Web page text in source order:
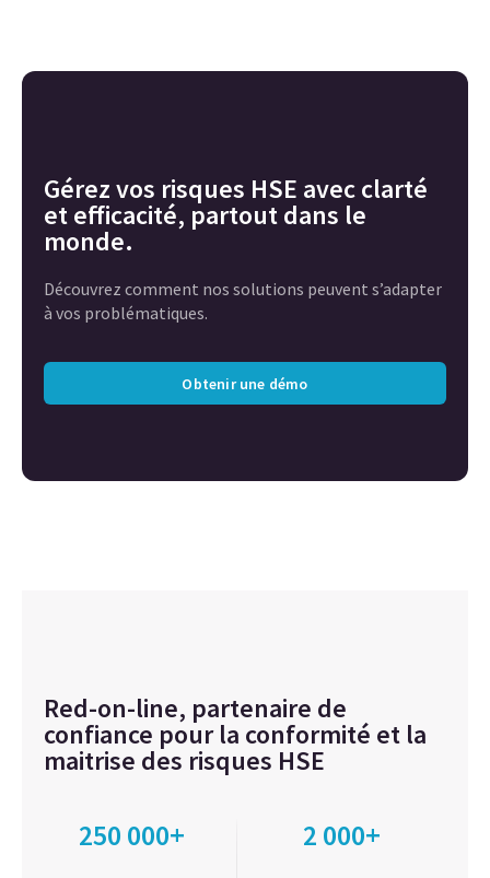
Gérez vos risques HSE avec clarté
et efficacité, partout dans le
monde.
Découvrez comment nos solutions peuvent s’adapter
à vos problématiques.
Obtenir une démo
Red-on-line, partenaire de
confiance pour la conformité et la
maitrise des risques HSE
250 000+ 2 000+